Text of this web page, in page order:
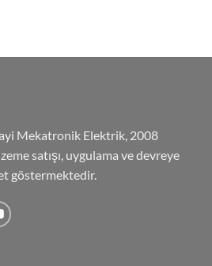
Mekatronik Elektrik, 2008
satışı, uygulama ve devreye
göstermektedir.